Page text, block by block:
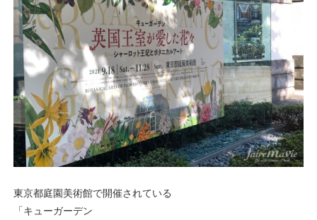
東京都庭園美術館で開催されている
「キューガーデン